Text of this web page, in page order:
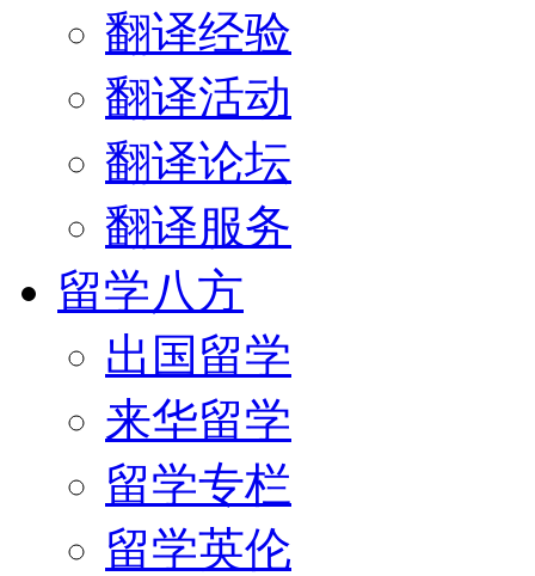
翻译经验
翻译活动
翻译论坛
翻译服务
留学八方
出国留学
来华留学
留学专栏
留学英伦